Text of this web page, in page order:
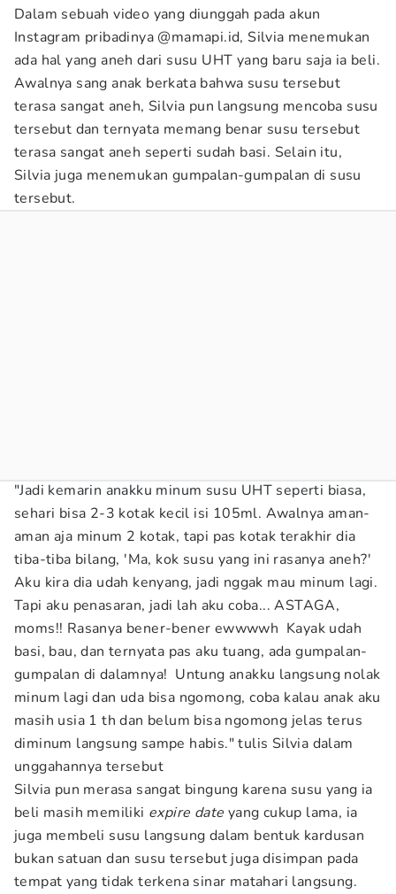
Dalam sebuah video yang diunggah pada akun
Instagram pribadinya @mamapi.id, Silvia menemukan
ada hal yang aneh dari susu UHT yang baru saja ia beli.
Awalnya sang anak berkata bahwa susu tersebut
terasa sangat aneh, Silvia pun langsung mencoba susu
tersebut dan ternyata memang benar susu tersebut
terasa sangat aneh seperti sudah basi. Selain itu,
Silvia juga menemukan gumpalan-gumpalan di susu
tersebut.
"Jadi kemarin anakku minum susu UHT seperti biasa,
sehari bisa 2-3 kotak kecil isi 105ml. Awalnya aman-
aman aja minum 2 kotak, tapi pas kotak terakhir dia
tiba-tiba bilang, 'Ma, kok susu yang ini rasanya aneh?'
Aku kira dia udah kenyang, jadi nggak mau minum lagi.
Tapi aku penasaran, jadi lah aku coba... ASTAGA,
moms!! Rasanya bener-bener ewwwwh Kayak udah
basi, bau, dan ternyata pas aku tuang, ada gumpalan-
gumpalan di dalamnya! Untung anakku langsung nolak
minum lagi dan uda bisa ngomong, coba kalau anak aku
masih usia 1 th dan belum bisa ngomong jelas terus
diminum langsung sampe habis." tulis Silvia dalam
unggahannya tersebut
Silvia pun merasa sangat bingung karena susu yang ia
beli masih memiliki expire date yang cukup lama, ia
juga membeli susu langsung dalam bentuk kardusan
bukan satuan dan susu tersebut juga disimpan pada
tempat yang tidak terkena sinar matahari langsung.